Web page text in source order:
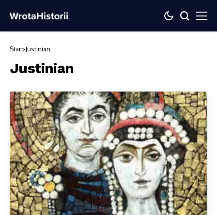
Start Justinian
Justinian